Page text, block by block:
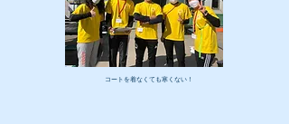
​コートを着なくても寒くない！